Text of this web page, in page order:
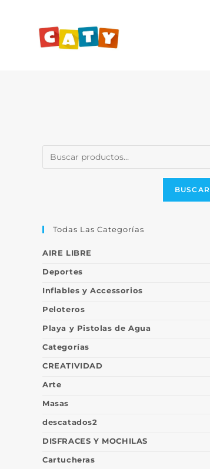
BUSCAR
Todas Las Categorías
AIRE LIBRE
Deportes
Inflables y Accessorios
Peloteros
Playa y Pistolas de Agua
Categorías
CREATIVIDAD
Arte
Masas
descatados2
DISFRACES Y MOCHILAS
Cartucheras